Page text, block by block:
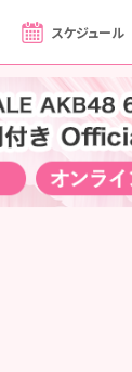
スケジュール